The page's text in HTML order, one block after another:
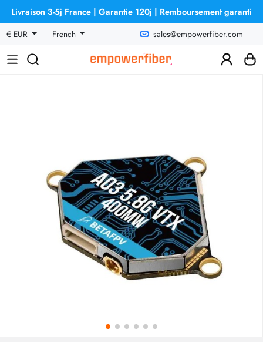
Livraison 3-5j France | Garantie 120j | Remboursement garanti
€ EUR
French sales@empowerfiber.com